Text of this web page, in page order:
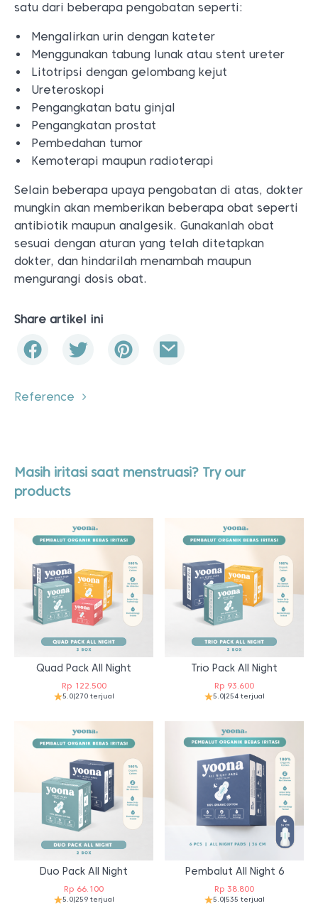
satu dari beberapa pengobatan seperti:
Mengalirkan urin dengan kateter
Menggunakan tabung lunak atau stent ureter
Litotripsi dengan gelombang kejut
Ureteroskopi
Pengangkatan batu ginjal
Pengangkatan prostat
Pembedahan tumor
Kemoterapi maupun radioterapi
Selain beberapa upaya pengobatan di atas, dokter
mungkin akan memberikan beberapa obat seperti
antibiotik maupun analgesik. Gunakanlah obat
sesuai dengan aturan yang telah ditetapkan
dokter, dan hindarilah menambah maupun
mengurangi dosis obat.
Share artikel ini
Reference
Masih iritasi saat menstruasi? Try our
products
Quad Pack All Night
Rp122.500
5.0|270 terjual
Trio Pack All Night
Rp 93.600
5.0|254 terjual
Duo Pack All Night
Rp 66.100
5.0|259 terjual
Pembalut All Night 6
Rp 38.800
5.0|535 terjual